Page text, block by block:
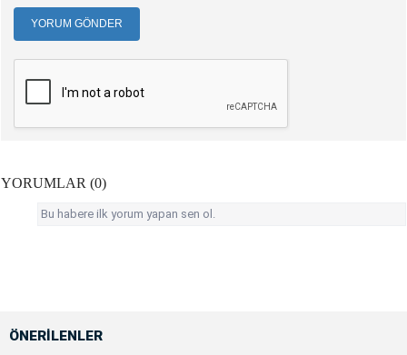
YORUM GÖNDER
YORUMLAR (0)
Bu habere ilk yorum yapan sen ol.
ÖNERİLENLER